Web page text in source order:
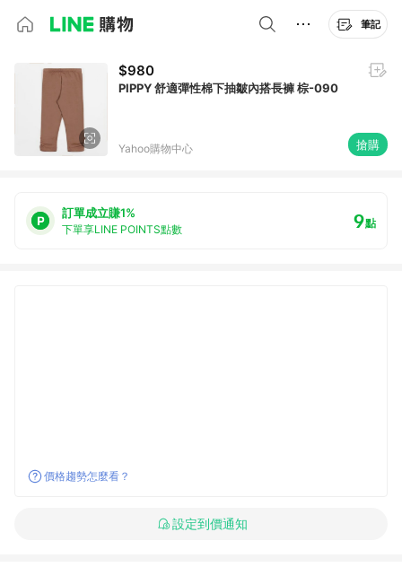
筆記
$980
PIPPY 舒適彈性棉下抽皺內搭長褲 棕-090
Yahoo購物中心 搶購
訂單成立賺1%
下單享LINE POINTS點數 9點
價格趨勢怎麼看？
設定到價通知